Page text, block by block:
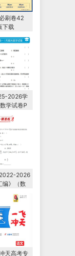
刷卷42
下载
2026学
学试卷P
2026
编》（数
下载
天高考专